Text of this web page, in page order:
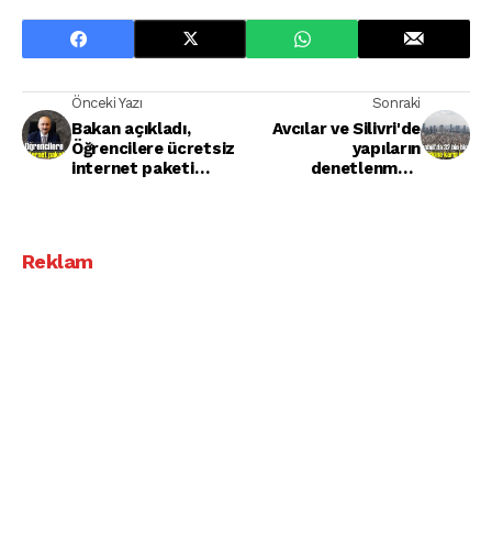
Önceki Yazı
Bakan açıkladı,
Öğrencilere ücretsiz
internet paketi
Sonraki
Avcılar ve Silivri'de
yapıların
denetlenmesi
Reklam